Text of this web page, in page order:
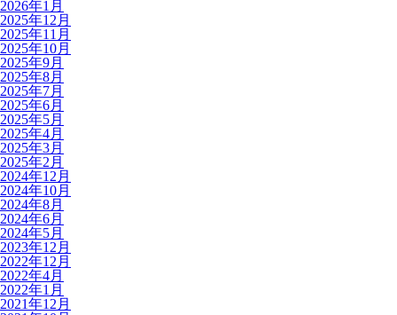
2026年1月
2025年12月
2025年11月
2025年10月
2025年9月
2025年8月
2025年7月
2025年6月
2025年5月
2025年4月
2025年3月
2025年2月
2024年12月
2024年10月
2024年8月
2024年6月
2024年5月
2023年12月
2022年12月
2022年4月
2022年1月
2021年12月